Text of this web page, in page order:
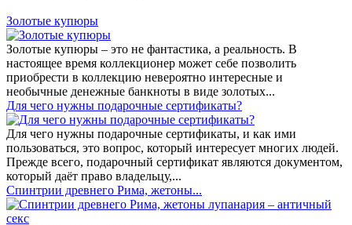
Золотые купюры
Золотые купюры – это не фантастика, а реальность. В
настоящее время коллекционер может себе позволить
приобрести в коллекцию невероятно интересные и
необычные денежные банкноты в виде золотых...
​Для чего нужны подарочные сертификаты?
Для чего нужны подарочные сертификаты, и как ими
пользоваться, это вопрос, который интересует многих людей.
Прежде всего, подарочный сертификат являются документом,
который даёт право владельцу,...
Спинтрии древнего Рима, жетоны...